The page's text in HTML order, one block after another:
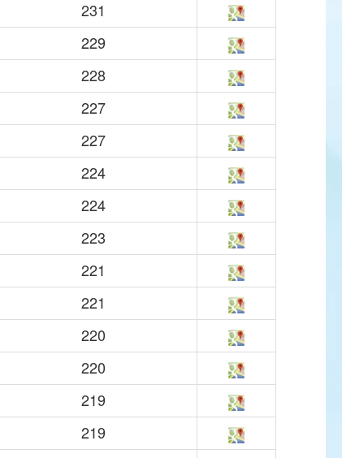
231
229
228
227
227
224
224
223
221
221
220
220
219
219